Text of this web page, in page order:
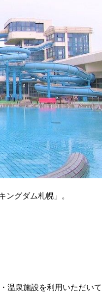
グダム札幌」。
温泉施設を利用いただい